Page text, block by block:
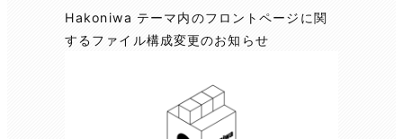
Hakoniwa テーマ内のフロントページに関
するファイル構成変更のお知らせ